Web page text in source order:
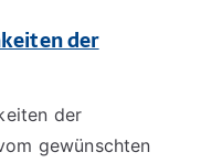
der
der
gewünschten